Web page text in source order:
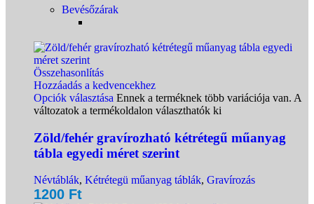
Bevésőzárak
Összehasonlítás
Hozzáadás a kedvencekhez
Opciók választása Ennek a terméknek több variációja van. A
változatok a termékoldalon választhatók ki
Zöld/fehér gravírozható kétrétegű műanyag
tábla egyedi méret szerint
Névtáblák, Kétrétegü műanyag táblák, Gravírozás
1200 Ft